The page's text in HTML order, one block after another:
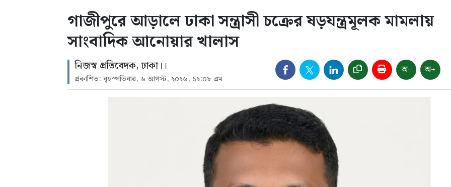
গাজীপুরে আড়ালে ঢাকা সন্ত্রাসী চক্রের ষড়যন্ত্রমূলক মামলায়
সাংবাদিক আনোয়ার খালাস
নিজস্ব প্রতিবেদক, ঢাকা।।
প্রকাশিত: বৃহস্পতিবার, ৬ আগস্ট, ২০২৬, ১২:০৮ এম
অ- অ+